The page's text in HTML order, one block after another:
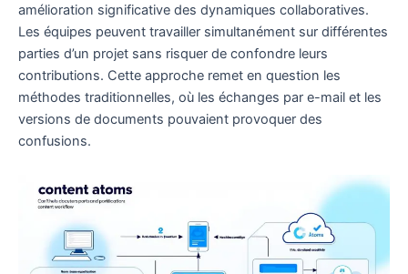
amélioration significative des dynamiques collaboratives.
Les équipes peuvent travailler simultanément sur différentes
parties d’un projet sans risquer de confondre leurs
contributions. Cette approche remet en question les
méthodes traditionnelles, où les échanges par e-mail et les
versions de documents pouvaient provoquer des
confusions.